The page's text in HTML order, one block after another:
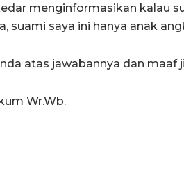
menginformasikan kalau
suami saya ini hanya anak
atas jawabannya dan maaf
Wr.Wb.